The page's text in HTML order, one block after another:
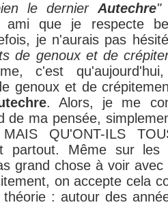
le dernier Autechre"
ami que je respecte
je n'aurais pas
de genoux et de
c'est
genoux et de
. Alors, je me
de ma pensée,
QU'ONT-ILS
partout. Même sur les
grand chose à voir avec
on accepte cela
théorie : autour des